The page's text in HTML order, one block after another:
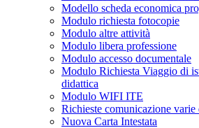
Modello scheda economica
Modulo richiesta fotocopie
Modulo altre attività
Modulo libera professione
Modulo accesso documentale
Modulo Richiesta Viaggio di
didattica
Modulo WIFI ITE
Richieste comunicazione varie
Nuova Carta Intestata